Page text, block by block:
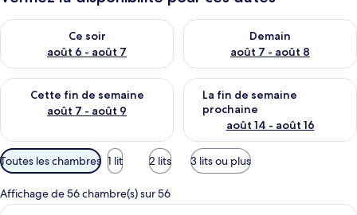
Ce soir
août 6 - août 7
Vérifier la disponibilité pour ce soir août 6 - août 7
Demain
août 7 - août 8
Vérifier la disponibilité pour
Cette fin de semaine
août 7 - août 9
Vérifier la disponibilité pour cette fin de semaine août 7 -
La fin de semaine
prochaine
août 14 - août 16
Vérifier la disponibilité pour
Filtres
disponibles
pour
les
Toutes les chambres 1 lit 2 lits 3 lits ou plus
Affichage de 56 chambre(s) sur 56